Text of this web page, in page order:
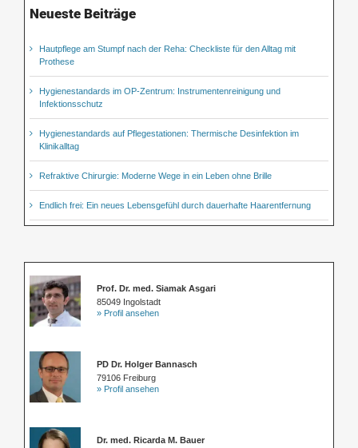
Neueste Beiträge
Hautpflege am Stumpf nach der Reha: Checkliste für den Alltag mit
Prothese
Hygienestandards im OP-Zentrum: Instrumentenreinigung und
Infektionsschutz
Hygienestandards auf Pflegestationen: Thermische Desinfektion im
Klinikalltag
Refraktive Chirurgie: Moderne Wege in ein Leben ohne Brille
Endlich frei: Ein neues Lebensgefühl durch dauerhafte Haarentfernung
Prof. Dr. med. Siamak Asgari
85049 Ingolstadt
» Profil ansehen
PD Dr. Holger Bannasch
79106 Freiburg
» Profil ansehen
Dr. med. Ricarda M. Bauer